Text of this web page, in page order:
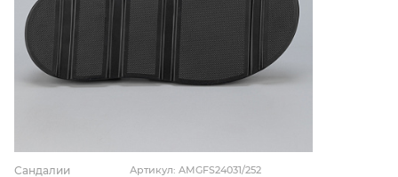
Сандалии Артикул: AMGFS24031/252